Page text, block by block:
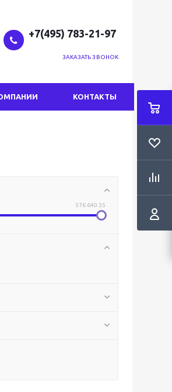
+7(495) 783-21-97
ЗАКАЗАТЬ ЗВОНОК
КОНТАКТЫ
576 640.35